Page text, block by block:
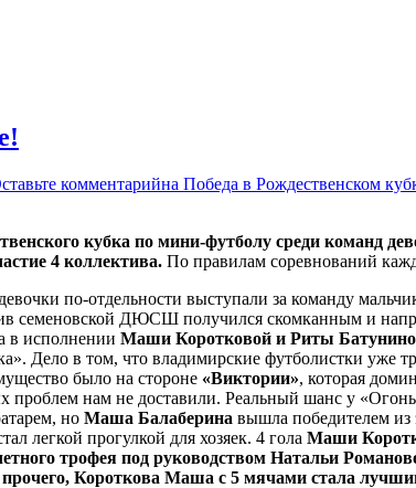
комментарийна Победа в Рождественском
кубка по мини-футболу среди команд
4 коллектива. По правилам соревнований
по-отдельности выступали за команду
семеновской ДЮСШ получился скомканным и
в исполнении Маши Коротковой и Риты
Дело в том, что владимирские футболистки уже
было на стороне «Виктории», которая
проблем нам не доставили. Реальный шанс у
но Маша Балаберина вышла победителем из
легкой прогулкой для хозяек. 4 гола Маши
трофея под руководством Натальи
Короткова Маша с 5 мячами стала